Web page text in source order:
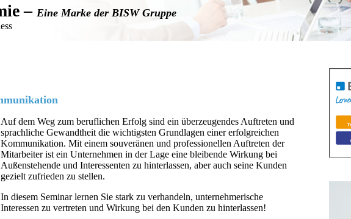
– Eine Marke der BISW Gruppe
Auf dem Weg zum beruflichen Erfolg sind ein überzeugendes Auftreten und
sprachliche Gewandtheit die wichtigsten Grundlagen einer erfolgreichen
Kommunikation. Mit einem souveränen und professionellen Auftreten der
Mitarbeiter ist ein Unternehmen in der Lage eine bleibende Wirkung bei
Außenstehende und Interessenten zu hinterlassen, aber auch seine Kunden
gezielt zufrieden zu stellen.
In diesem Seminar lernen Sie stark zu verhandeln, unternehmerische
Interessen zu vertreten und Wirkung bei den Kunden zu hinterlassen!